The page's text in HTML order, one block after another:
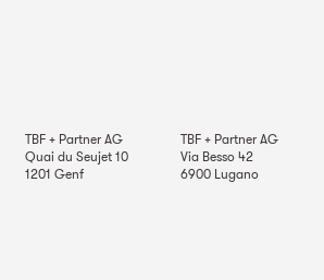
TBF + Partner AG
Quai du Seujet 10
1201 Genf
TBF + Partner AG
Via Besso 42
6900 Lugano